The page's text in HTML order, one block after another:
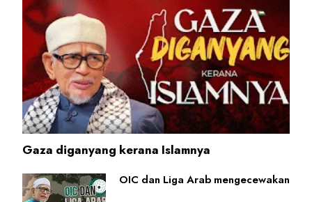
Gaza diganyang kerana Islamnya
OIC dan Liga Arab mengecewakan